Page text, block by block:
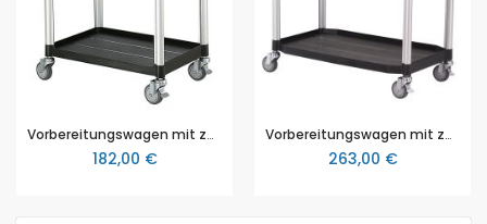
Vorbereitungswagen mit zwei Böden (HxBxT 95 x 85 x 48 cm)
182,00 €
Vorbereitungswagen mit zwei Böden (HxBxT 95 x 110 x 52 cm)
263,00 €